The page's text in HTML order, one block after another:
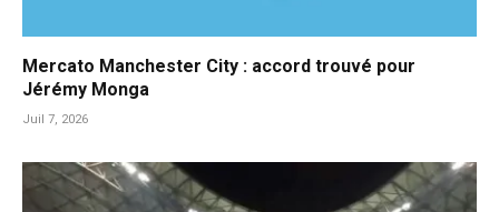
Mercato Manchester City : accord trouvé pour
Jérémy Monga
Juil 7, 2026